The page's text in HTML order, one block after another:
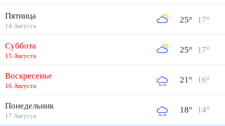
Пятница
14 Августа
25° 17°
Суббота
15 Августа
25° 17°
Воскресенье
16 Августа
21° 16°
Понедельник
17 Августа
18° 14°